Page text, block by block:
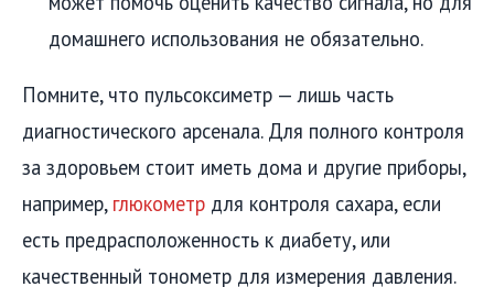
домашнего использования не обязательно.
Помните, что пульсоксиметр — лишь часть
диагностического арсенала. Для полного контроля
за здоровьем стоит иметь дома и другие приборы,
например, глюкометр для контроля сахара, если
есть предрасположенность к диабету, или
качественный тонометр для измерения давления.